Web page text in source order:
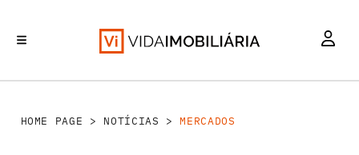
HOME PAGE > NOTÍCIAS >MERCADOS